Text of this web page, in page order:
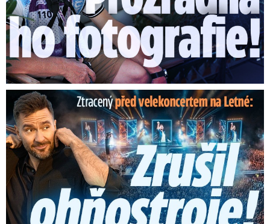
Ztracený škrtl ohňostroj na Letné! Ještě nezačal a už ...